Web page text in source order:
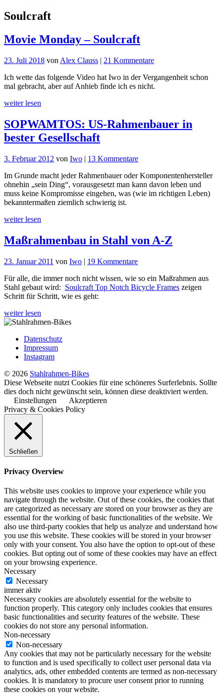
Soulcraft
Movie Monday – Soulcraft
23. Juli 2018 von Alex Clauss | 21 Kommentarezu
Monday
–
Ich wette das folgende Video hat Iwo in der Vergangenheit schon
mal gebracht, aber auf Anhieb finde ich es nicht.
weiter lesen
SOPWAMTOS: US-Rahmenbauer in
bester Gesellschaft
3. Februar 2012 von Iwo | 13 Kommentarezu
US-
Rahmenbauer
in
Im Grunde macht jeder Rahmenbauer oder Komponentenhersteller
ohnehin „sein Ding“, vorausgesetzt man kann davon leben und
muss keine Kompromisse eingehen, was (wie im richtigen Leben)
bekanntermaßen ziemlich schwierig ist.
weiter lesen
Maßrahmenbau in Stahl von A-Z
23. Januar 2011 von Iwo | 19 Kommentarezu
in
Stahl
Für alle, die immer noch nicht wissen, wie so ein Maßrahmen aus
Stahl gebaut wird: Soulcraft Top Notch Bicycle Frames zeigen
Schritt für Schritt, wie es geht:
weiter lesen
Datenschutz
Impressum
Instagram
© 2026 Stahlrahmen-Bikes
Diese Webseite nutzt Cookies für eine schöneres Surferlebnis. Sollte
dies doch nicht gewünscht sein, können diese deaktiviert werden.
Einstellungen
Akzeptieren
Privacy & Cookies Policy
Schließen
Privacy Overview
This website uses cookies to improve your experience while you
navigate through the website. Out of these cookies, the cookies that
are categorized as necessary are stored on your browser as they are
essential for the working of basic functionalities of the website. We
also use third-party cookies that help us analyze and understand how
you use this website. These cookies will be stored in your browser
only with your consent. You also have the option to opt-out of these
cookies. But opting out of some of these cookies may have an effect
on your browsing experience.
Necessary
Necessary
immer aktiv
Necessary cookies are absolutely essential for the website to
function properly. This category only includes cookies that ensures
basic functionalities and security features of the website. These
cookies do not store any personal information.
Non-necessary
Non-necessary
Any cookies that may not be particularly necessary for the website
to function and is used specifically to collect user personal data via
analytics, ads, other embedded contents are termed as non-necessary
cookies. It is mandatory to procure user consent prior to running
these cookies on your website.